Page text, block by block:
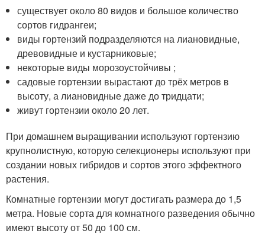
существует около 80 видов и большое количество
сортов гидрангеи;
виды гортензий подразделяются на лиановидные,
древовидные и кустарниковые;
некоторые виды морозоустойчивы ;
садовые гортензии вырастают до трёх метров в
высоту, а лиановидные даже до тридцати;
живут гортензии около 20 лет.
При домашнем выращивании используют гортензию
крупнолистную, которую селекционеры используют при
создании новых гибридов и сортов этого эффектного
растения.
Комнатные гортензии могут достигать размера до 1,5
метра. Новые сорта для комнатного разведения обычно
имеют высоту от 50 до 100 см.